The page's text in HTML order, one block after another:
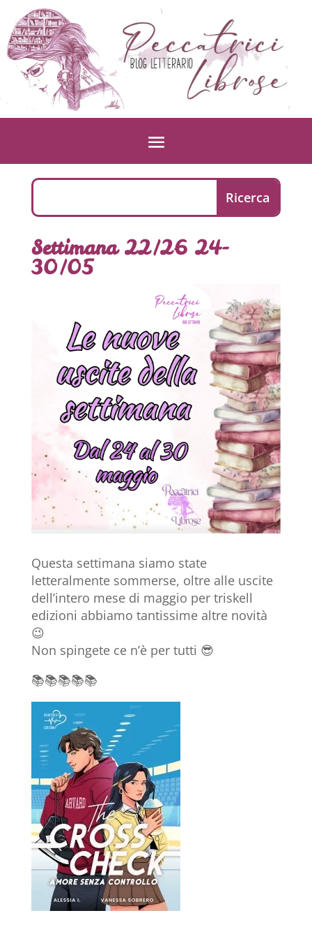
Settimana 22/26 24-
30/05
Questa settimana siamo state
letteralmente sommerse, oltre alle uscite
dell’intero mese di maggio per triskell
edizioni abbiamo tantissime altre novità
😉
Non spingete ce n’è per tutti 😎
📚📚📚📚📚